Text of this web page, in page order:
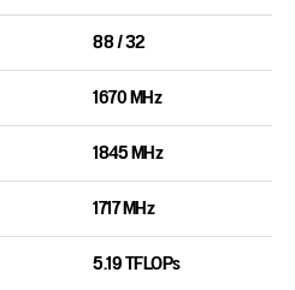
88 / 32
1670 MHz
1845 MHz
1717 MHz
5.19 TFLOPs